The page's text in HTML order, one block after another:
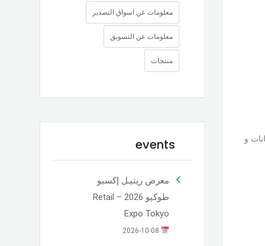
و
معلومات عن اسواق التصدير
معلومات عن التسويق
منتجات
events
معرض ريتيـل إكسبو
طوكيو 2026 – Retail
Expo Tokyo